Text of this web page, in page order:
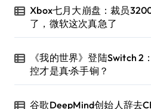
Xbox七月大崩盘：裁员
了，微软这次真急了
《我的世界》登陆Switch 2
控才是真·杀手锏？
谷歌DeepMind创始人辞去